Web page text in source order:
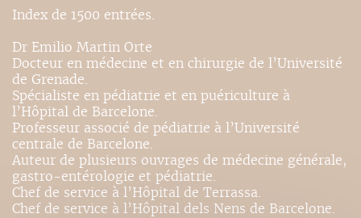
Index de 1500 entrées.
Dr Emilio Martin Orte
Docteur en médecine et en chirurgie de l’Université
de Grenade.
Spécialiste en pédiatrie et en puériculture à
l’Hôpital de Barcelone.
Professeur associé de pédiatrie à l’Université
centrale de Barcelone.
Auteur de plusieurs ouvrages de médecine générale,
gastro-entérologie et pédiatrie.
Chef de service à l’Hôpital de Terrassa.
Chef de service à l’Hôpital dels Nens de Barcelone.